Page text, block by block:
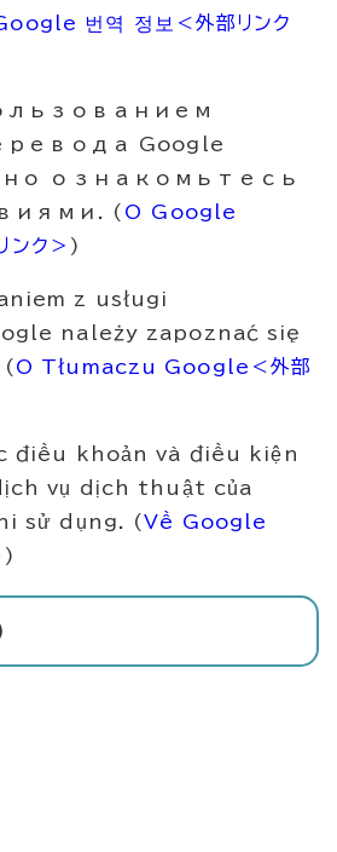
번역 정보 ＜外部リンク
Google
ознакомьтесь
( О Google
ンク＞ )
z usługi
należy zapoznać się
( O Tłumaczu Google ＜外部
điều khoản và điều kiện
vụ dịch thuật của
sử dụng. (Về Google
)